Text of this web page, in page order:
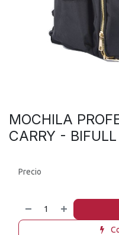
MOCHILA
CARRY - BIFULL
Precio